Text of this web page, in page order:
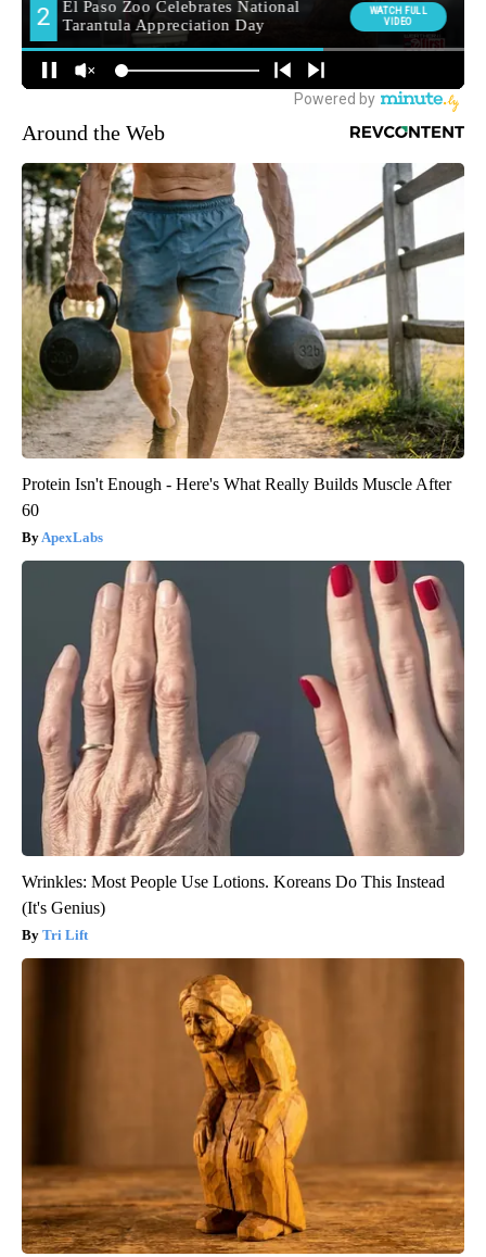
Around the Web
Protein Isn't Enough - Here's What Really Builds Muscle After
60
ApexLabs
Wrinkles: Most People Use Lotions. Koreans Do This Instead
(It's Genius)
Tri Lift